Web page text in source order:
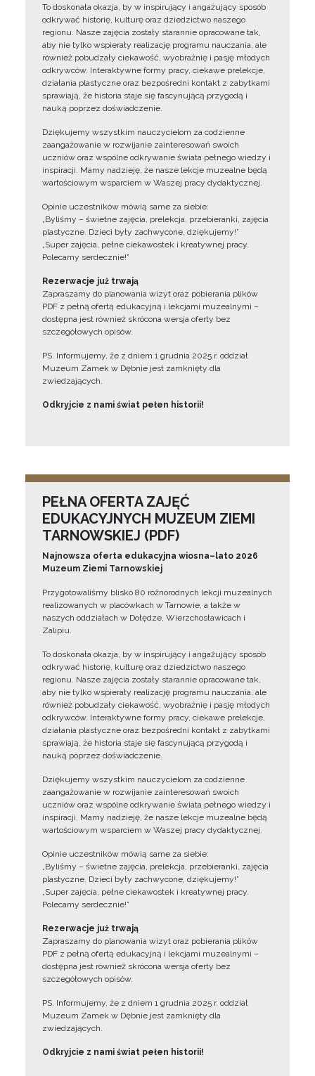
To doskonała okazja, by w inspirujący i angażujący sposób
odkrywać historię, kulturę oraz dziedzictwo naszego
regionu. Nasze zajęcia zostały starannie opracowane tak,
aby nie tylko wspierały realizację programu nauczania, ale
również pobudzały ciekawość, wyobraźnię i pasję młodych
odkrywców. Interaktywne formy pracy, ciekawe prelekcje,
działania plastyczne oraz bezpośredni kontakt z zabytkami
sprawiają, że historia staje się fascynującą przygodą i
nauką poprzez doświadczenie.
Dziękujemy wszystkim nauczycielom za codzienne
zaangażowanie w rozwijanie zainteresowań swoich
uczniów oraz wspólne odkrywanie świata pełnego wiedzy i
inspiracji. Mamy nadzieję, że nasze lekcje muzealne będą
wartościowym wsparciem w Waszej pracy dydaktycznej.
Opinie uczestników mówią same za siebie:
„Byliśmy – świetne zajęcia, prelekcja, przebieranki, zajęcia
plastyczne. Dzieci były zachwycone, dziękujemy!”
„Super zajęcia, pełne ciekawostek i kreatywnej pracy.
Polecamy serdecznie!”
Rezerwacje już trwają
Zapraszamy do planowania wizyt oraz pobierania plików
PDF z pełną ofertą edukacyjną i lekcjami muzealnymi –
dostępna jest również skrócona wersja oferty bez
szczegółowych opisów.
PS. Informujemy, że z dniem 1 grudnia 2025 r. oddział
Muzeum Zamek w Dębnie jest zamknięty dla
zwiedzających.
Odkryjcie z nami świat pełen historii!
PEŁNA OFERTA ZAJĘĆ
EDUKACYJNYCH MUZEUM ZIEMI
TARNOWSKIEJ (PDF)
Najnowsza oferta edukacyjna wiosna–lato 2026
Muzeum Ziemi Tarnowskiej
Przygotowaliśmy blisko 80 różnorodnych lekcji muzealnych
realizowanych w placówkach w Tarnowie, a także w
naszych oddziałach w Dołędze, Wierzchosławicach i
Zalipiu.
To doskonała okazja, by w inspirujący i angażujący sposób
odkrywać historię, kulturę oraz dziedzictwo naszego
regionu. Nasze zajęcia zostały starannie opracowane tak,
aby nie tylko wspierały realizację programu nauczania, ale
również pobudzały ciekawość, wyobraźnię i pasję młodych
odkrywców. Interaktywne formy pracy, ciekawe prelekcje,
działania plastyczne oraz bezpośredni kontakt z zabytkami
sprawiają, że historia staje się fascynującą przygodą i
nauką poprzez doświadczenie.
Dziękujemy wszystkim nauczycielom za codzienne
zaangażowanie w rozwijanie zainteresowań swoich
uczniów oraz wspólne odkrywanie świata pełnego wiedzy i
inspiracji. Mamy nadzieję, że nasze lekcje muzealne będą
wartościowym wsparciem w Waszej pracy dydaktycznej.
Opinie uczestników mówią same za siebie:
„Byliśmy – świetne zajęcia, prelekcja, przebieranki, zajęcia
plastyczne. Dzieci były zachwycone, dziękujemy!”
„Super zajęcia, pełne ciekawostek i kreatywnej pracy.
Polecamy serdecznie!”
Rezerwacje już trwają
Zapraszamy do planowania wizyt oraz pobierania plików
PDF z pełną ofertą edukacyjną i lekcjami muzealnymi –
dostępna jest również skrócona wersja oferty bez
szczegółowych opisów.
PS. Informujemy, że z dniem 1 grudnia 2025 r. oddział
Muzeum Zamek w Dębnie jest zamknięty dla
zwiedzających.
Odkryjcie z nami świat pełen historii!